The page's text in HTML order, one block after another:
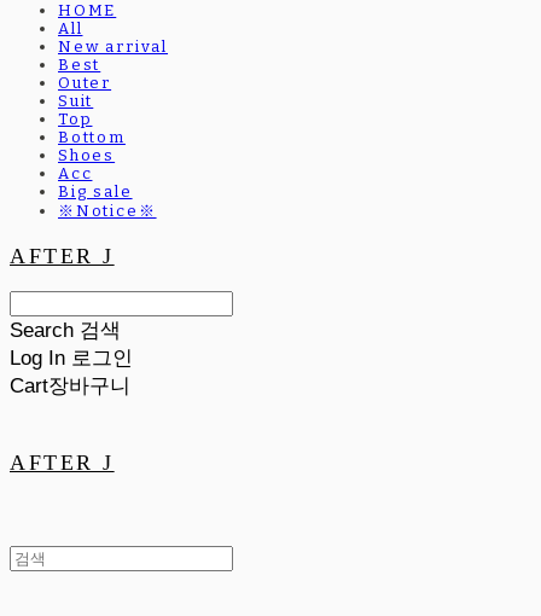
HOME
All
New arrival
Best
Outer
Suit
Top
Bottom
Shoes
Acc
Big sale
※Notice※
AFTER J
Search 검색
Log In 로그인
Cart장바구니
AFTER J